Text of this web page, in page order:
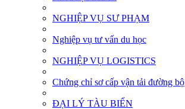
NGHIỆP VỤ SƯ PHẠM
Nghiệp vụ tư vấn du học
NGHIỆP VỤ LOGISTICS
Chứng chỉ sơ cấp vận tải đường bộ
ĐẠI LÝ TÀU BIỂN